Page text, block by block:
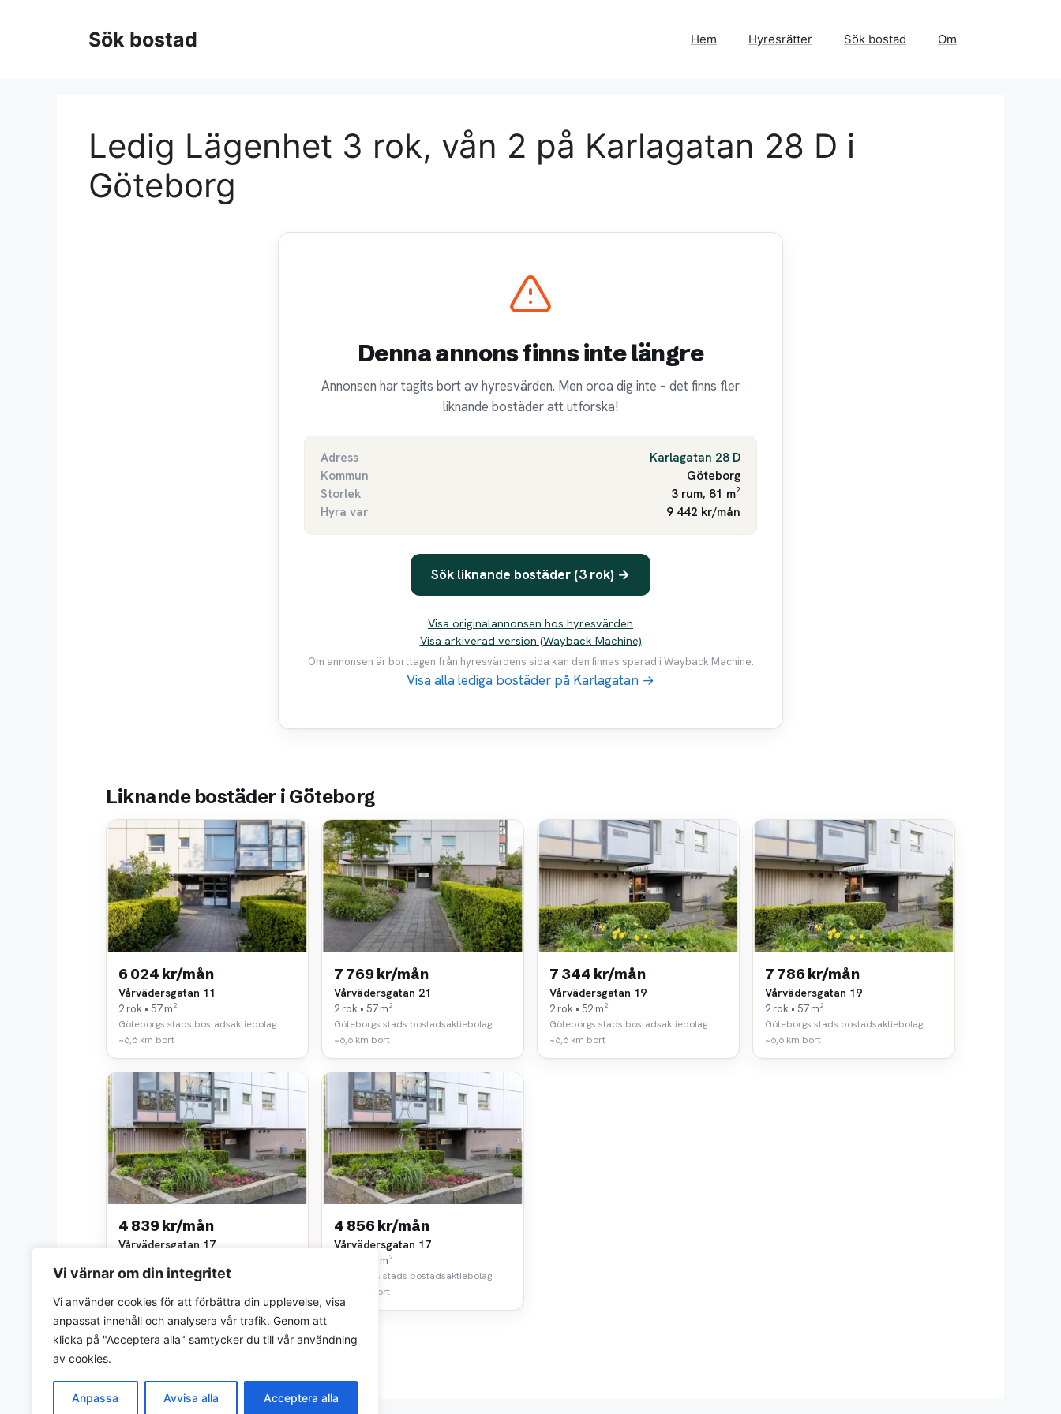
Vi värnar om din integritet
Vi använder cookies för att förbättra din upplevelse, visa
anpassat innehåll och analysera vår trafik. Genom att
klicka på "Acceptera alla" samtycker du till vår användning
av cookies.
Anpassa Avvisa alla Acceptera alla
Sök bostad Hem Hyresrätter Sök bostad Om
Ledig Lägenhet 3 rok, vån 2 på Karlagatan 28 D i
Göteborg
Denna annons finns inte längre
Annonsen har tagits bort av hyresvärden. Men oroa dig inte – det finns fler
liknande bostäder att utforska!
Adress
Karlagatan 28 D
Kommun
Göteborg
Storlek
3 rum, 81 m²
Hyra var
9 442 kr/mån
Sök liknande bostäder (3 rok) →
Visa originalannonsen hos hyresvärden
Visa arkiverad version (Wayback Machine)
Om annonsen är borttagen från hyresvärdens sida kan den finnas sparad i Wayback Machine.
Visa alla lediga bostäder på Karlagatan →
Liknande bostäder i Göteborg
6 024 kr/mån
Vårvädersgatan 11
2 rok • 57 m²
Göteborgs stads bostadsaktiebolag
~6,6 km bort
7 769 kr/mån
Vårvädersgatan 21
2 rok • 57 m²
Göteborgs stads bostadsaktiebolag
~6,6 km bort
7 344 kr/mån
Vårvädersgatan 19
2 rok • 52 m²
Göteborgs stads bostadsaktiebolag
~6,6 km bort
7 786 kr/mån
Vårvädersgatan 19
2 rok • 57 m²
Göteborgs stads bostadsaktiebolag
~6,6 km bort
4 839 kr/mån
Vårvädersgatan 17
Göteborgs stads bostadsaktiebolag
4 856 kr/mån
Vårvädersgatan 17
1 rok • 25 m²
Göteborgs stads bostadsaktiebolag
~6,7 km bort